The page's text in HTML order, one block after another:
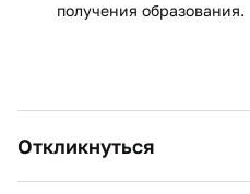
получения образования.
Откликнуться